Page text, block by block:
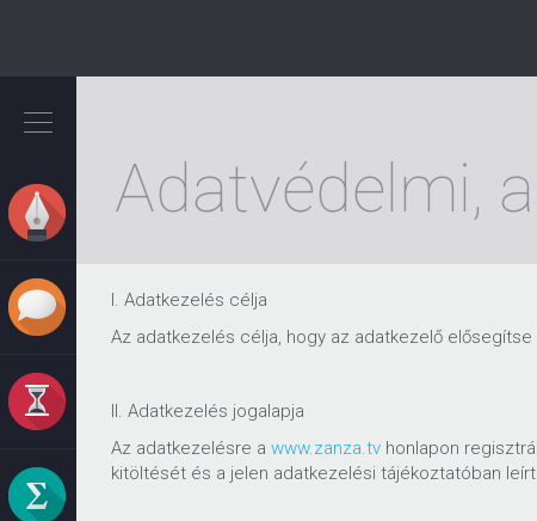
tartalomra
Adatvédelmi,
I. Adatkezelés célja
Az adatkezelés célja, hogy az adatkezelő
II. Adatkezelés jogalapja
Az adatkezelésre a www.zanza.tv honlapon
kitöltését és a jelen adatkezelési tájékoztatóban